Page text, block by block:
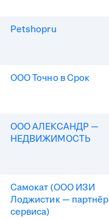
Petshopru
ООО Точно в Срок
ООО АЛЕКСАНДР —
НЕДВИЖИМОСТЬ
Самокат (ООО ИЗИ
Лоджистик — партнёр
сервиса)